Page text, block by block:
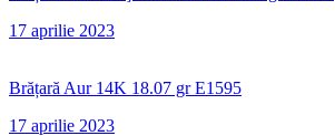
17 aprilie 2023
Brățară Aur 14K 18.07 gr E1595
17 aprilie 2023